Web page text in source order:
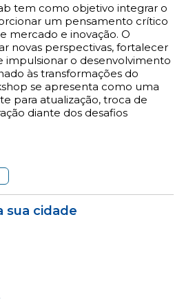
tem como objetivo integrar o
um pensamento crítico
mercado e inovação. O
novas perspectivas, fortalecer
impulsionar o desenvolvimento
às transformações do
se apresenta como uma
para atualização, troca de
diante dos desafios
sua cidade